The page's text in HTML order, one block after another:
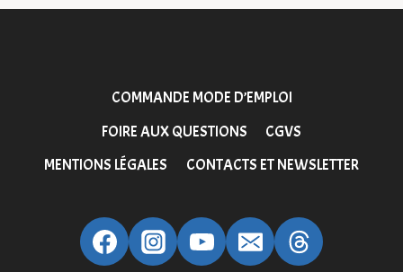
COMMANDE MODE D’EMPLOI
FOIRE AUX QUESTIONS
CGVS
MENTIONS LÉGALES
CONTACTS ET NEWSLETTER